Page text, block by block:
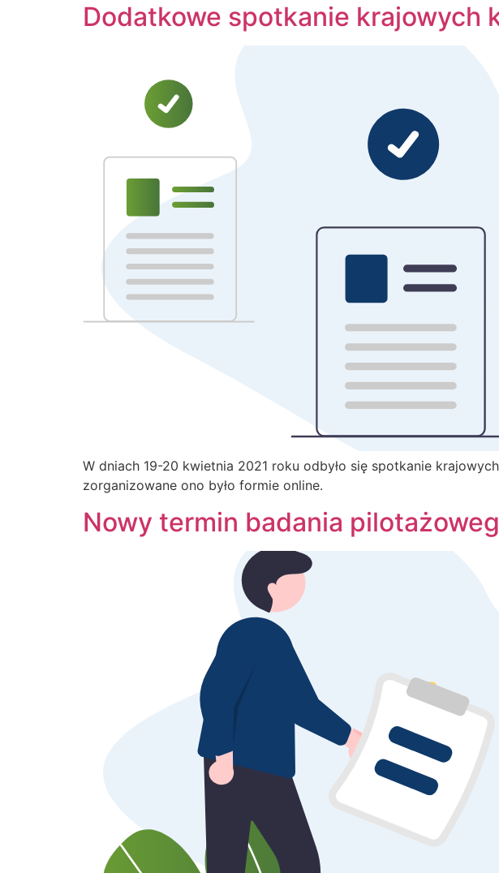
Dodatkowe spotkanie krajowych
W dniach 19-20 kwietnia 2021 roku odbyło się spotkanie
zorganizowane ono było formie online.
Nowy termin badania